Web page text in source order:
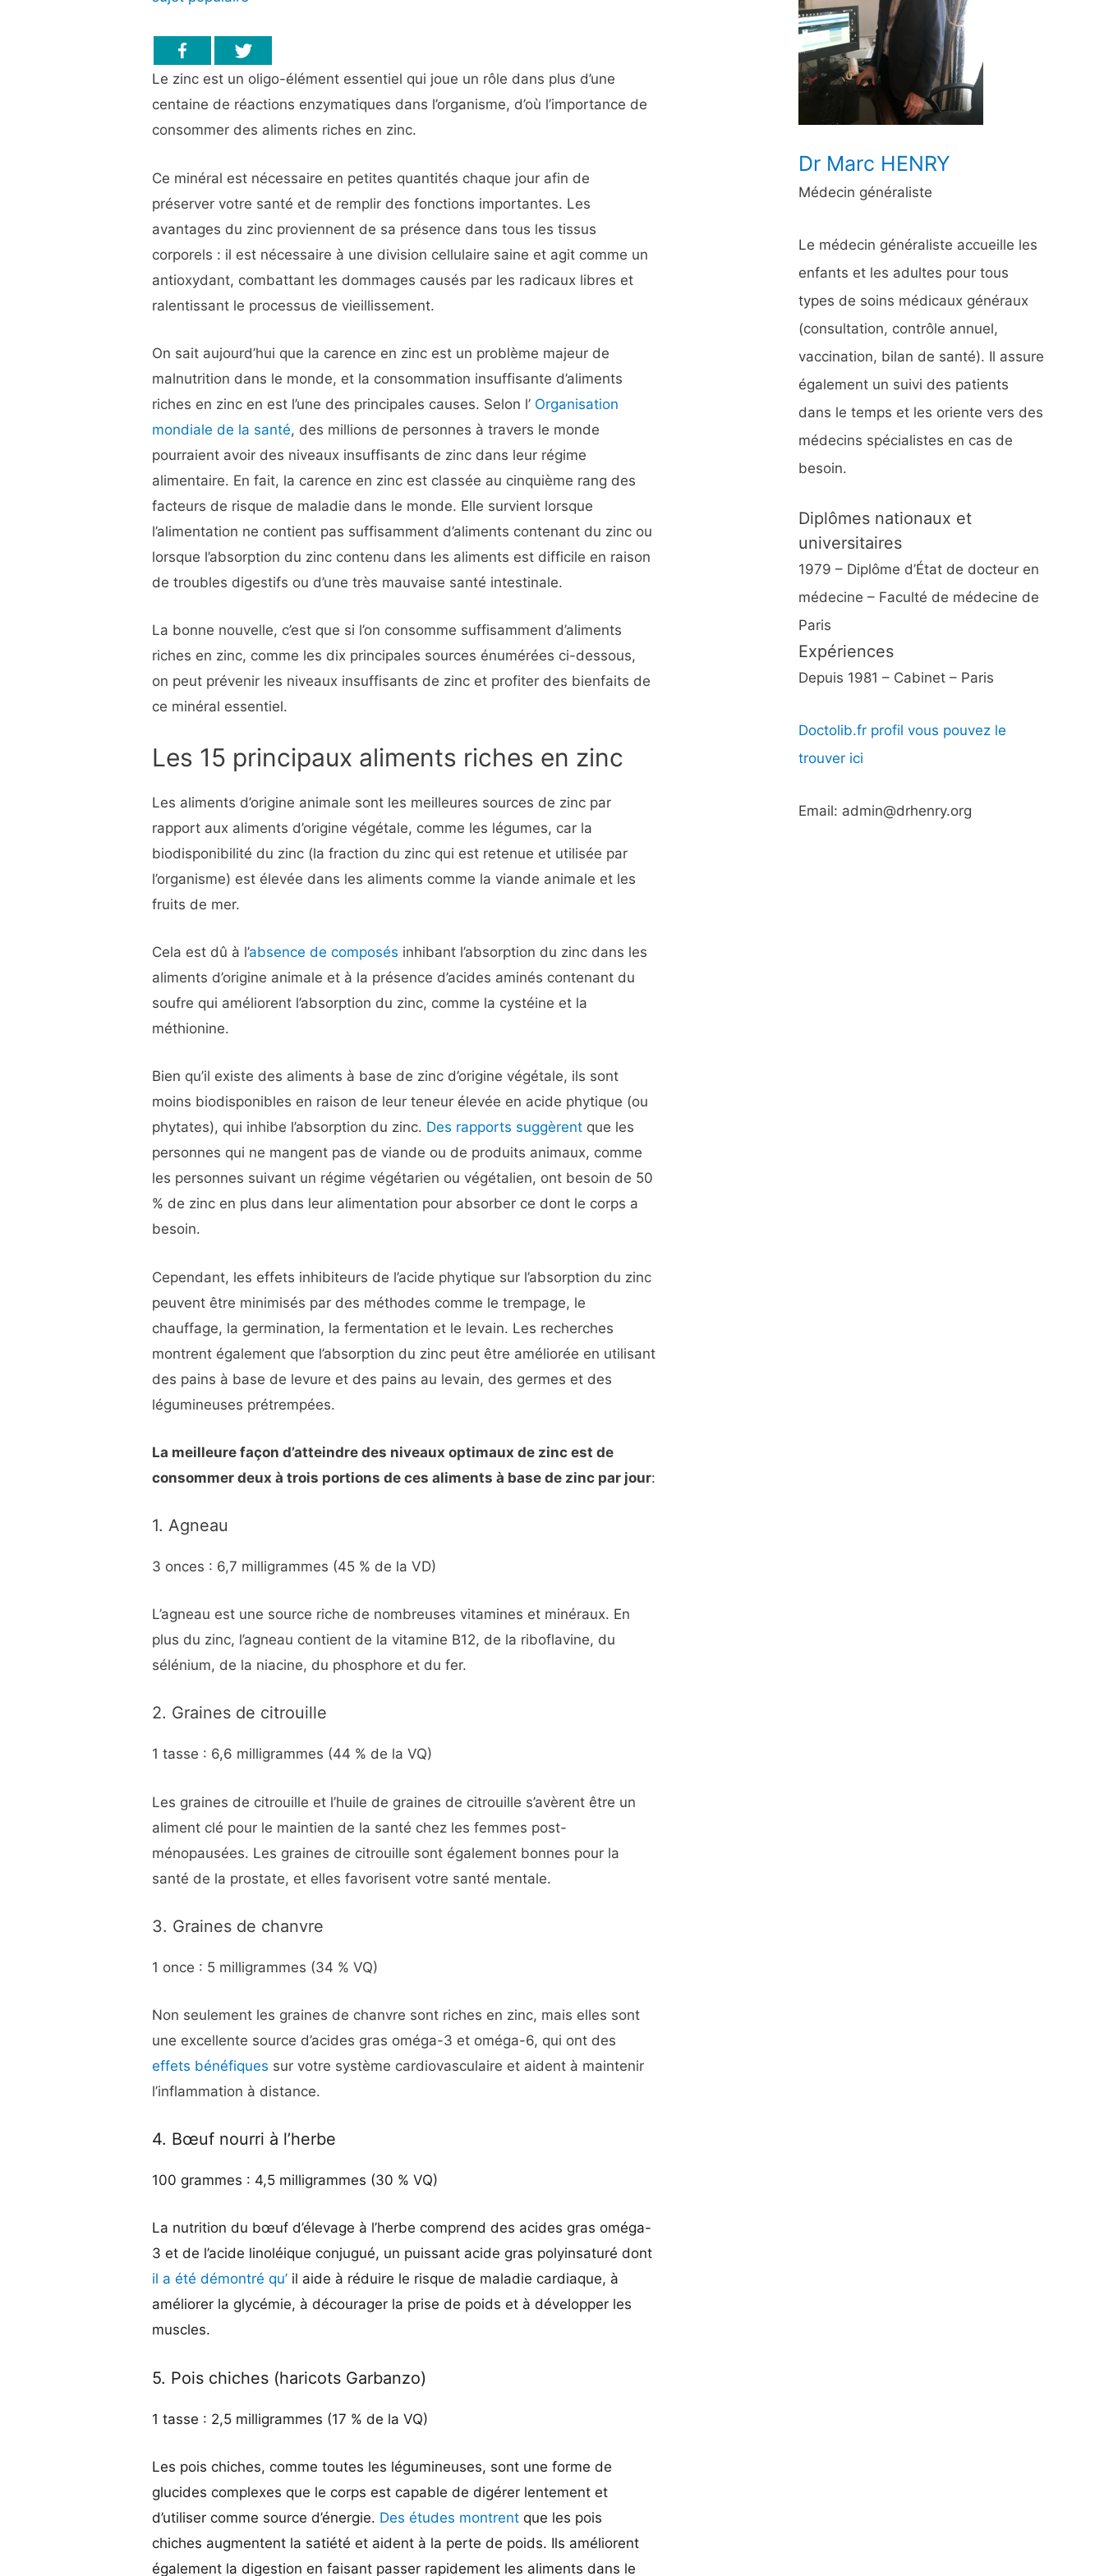
Le zinc est un oligo-élément essentiel qui joue un rôle dans plus d’une
centaine de réactions enzymatiques dans l’organisme, d’où l’importance de
consommer des aliments riches en zinc.
Ce minéral est nécessaire en petites quantités chaque jour afin de
préserver votre santé et de remplir des fonctions importantes. Les
avantages du zinc proviennent de sa présence dans tous les tissus
corporels : il est nécessaire à une division cellulaire saine et agit comme un
antioxydant, combattant les dommages causés par les radicaux libres et
ralentissant le processus de vieillissement.
On sait aujourd’hui que la carence en zinc est un problème majeur de
malnutrition dans le monde, et la consommation insuffisante d’aliments
riches en zinc en est l’une des principales causes. Selon l’ Organisation
mondiale de la santé, des millions de personnes à travers le monde
pourraient avoir des niveaux insuffisants de zinc dans leur régime
alimentaire. En fait, la carence en zinc est classée au cinquième rang des
facteurs de risque de maladie dans le monde. Elle survient lorsque
l’alimentation ne contient pas suffisamment d’aliments contenant du zinc ou
lorsque l’absorption du zinc contenu dans les aliments est difficile en raison
de troubles digestifs ou d’une très mauvaise santé intestinale.
La bonne nouvelle, c’est que si l’on consomme suffisamment d’aliments
riches en zinc, comme les dix principales sources énumérées ci-dessous,
on peut prévenir les niveaux insuffisants de zinc et profiter des bienfaits de
ce minéral essentiel.
Les 15 principaux aliments riches en zinc
Les aliments d’origine animale sont les meilleures sources de zinc par
rapport aux aliments d’origine végétale, comme les légumes, car la
biodisponibilité du zinc (la fraction du zinc qui est retenue et utilisée par
l’organisme) est élevée dans les aliments comme la viande animale et les
fruits de mer.
Cela est dû à l’absence de composés inhibant l’absorption du zinc dans les
aliments d’origine animale et à la présence d’acides aminés contenant du
soufre qui améliorent l’absorption du zinc, comme la cystéine et la
méthionine.
Bien qu’il existe des aliments à base de zinc d’origine végétale, ils sont
moins biodisponibles en raison de leur teneur élevée en acide phytique (ou
phytates), qui inhibe l’absorption du zinc. Des rapports suggèrent que les
personnes qui ne mangent pas de viande ou de produits animaux, comme
les personnes suivant un régime végétarien ou végétalien, ont besoin de 50
% de zinc en plus dans leur alimentation pour absorber ce dont le corps a
besoin.
Cependant, les effets inhibiteurs de l’acide phytique sur l’absorption du zinc
peuvent être minimisés par des méthodes comme le trempage, le
chauffage, la germination, la fermentation et le levain. Les recherches
montrent également que l’absorption du zinc peut être améliorée en utilisant
des pains à base de levure et des pains au levain, des germes et des
légumineuses prétrempées.
La meilleure façon d’atteindre des niveaux optimaux de zinc est de
consommer deux à trois portions de ces aliments à base de zinc par jour:
1. Agneau
3 onces : 6,7 milligrammes (45 % de la VD)
L’agneau est une source riche de nombreuses vitamines et minéraux. En
plus du zinc, l’agneau contient de la vitamine B12, de la riboflavine, du
sélénium, de la niacine, du phosphore et du fer.
2. Graines de citrouille
1 tasse : 6,6 milligrammes (44 % de la VQ)
Les graines de citrouille et l’huile de graines de citrouille s’avèrent être un
aliment clé pour le maintien de la santé chez les femmes post-
ménopausées. Les graines de citrouille sont également bonnes pour la
santé de la prostate, et elles favorisent votre santé mentale.
3. Graines de chanvre
1 once : 5 milligrammes (34 % VQ)
Non seulement les graines de chanvre sont riches en zinc, mais elles sont
une excellente source d’acides gras oméga-3 et oméga-6, qui ont des
effets bénéfiques sur votre système cardiovasculaire et aident à maintenir
l’inflammation à distance.
4. Bœuf nourri à l’herbe
100 grammes : 4,5 milligrammes (30 % VQ)
La nutrition du bœuf d’élevage à l’herbe comprend des acides gras oméga-
3 et de l’acide linoléique conjugué, un puissant acide gras polyinsaturé dont
il a été démontré qu’ il aide à réduire le risque de maladie cardiaque, à
améliorer la glycémie, à décourager la prise de poids et à développer les
muscles.
5. Pois chiches (haricots Garbanzo)
1 tasse : 2,5 milligrammes (17 % de la VQ)
Les pois chiches, comme toutes les légumineuses, sont une forme de
glucides complexes que le corps est capable de digérer lentement et
d’utiliser comme source d’énergie. Des études montrent que les pois
chiches augmentent la satiété et aident à la perte de poids. Ils améliorent
également la digestion en faisant passer rapidement les aliments dans le
h
e
r
Dr Marc HENRY
Médecin généraliste
Le médecin généraliste accueille les
enfants et les adultes pour tous
types de soins médicaux généraux
(consultation, contrôle annuel,
vaccination, bilan de santé). Il assure
également un suivi des patients
dans le temps et les oriente vers des
médecins spécialistes en cas de
besoin.
Diplômes nationaux et
universitaires
1979 – Diplôme d’État de docteur en
médecine – Faculté de médecine de
Paris
Expériences
Depuis 1981 – Cabinet – Paris
Doctolib.fr profil vous pouvez le
trouver ici
Email: admin@drhenry.org